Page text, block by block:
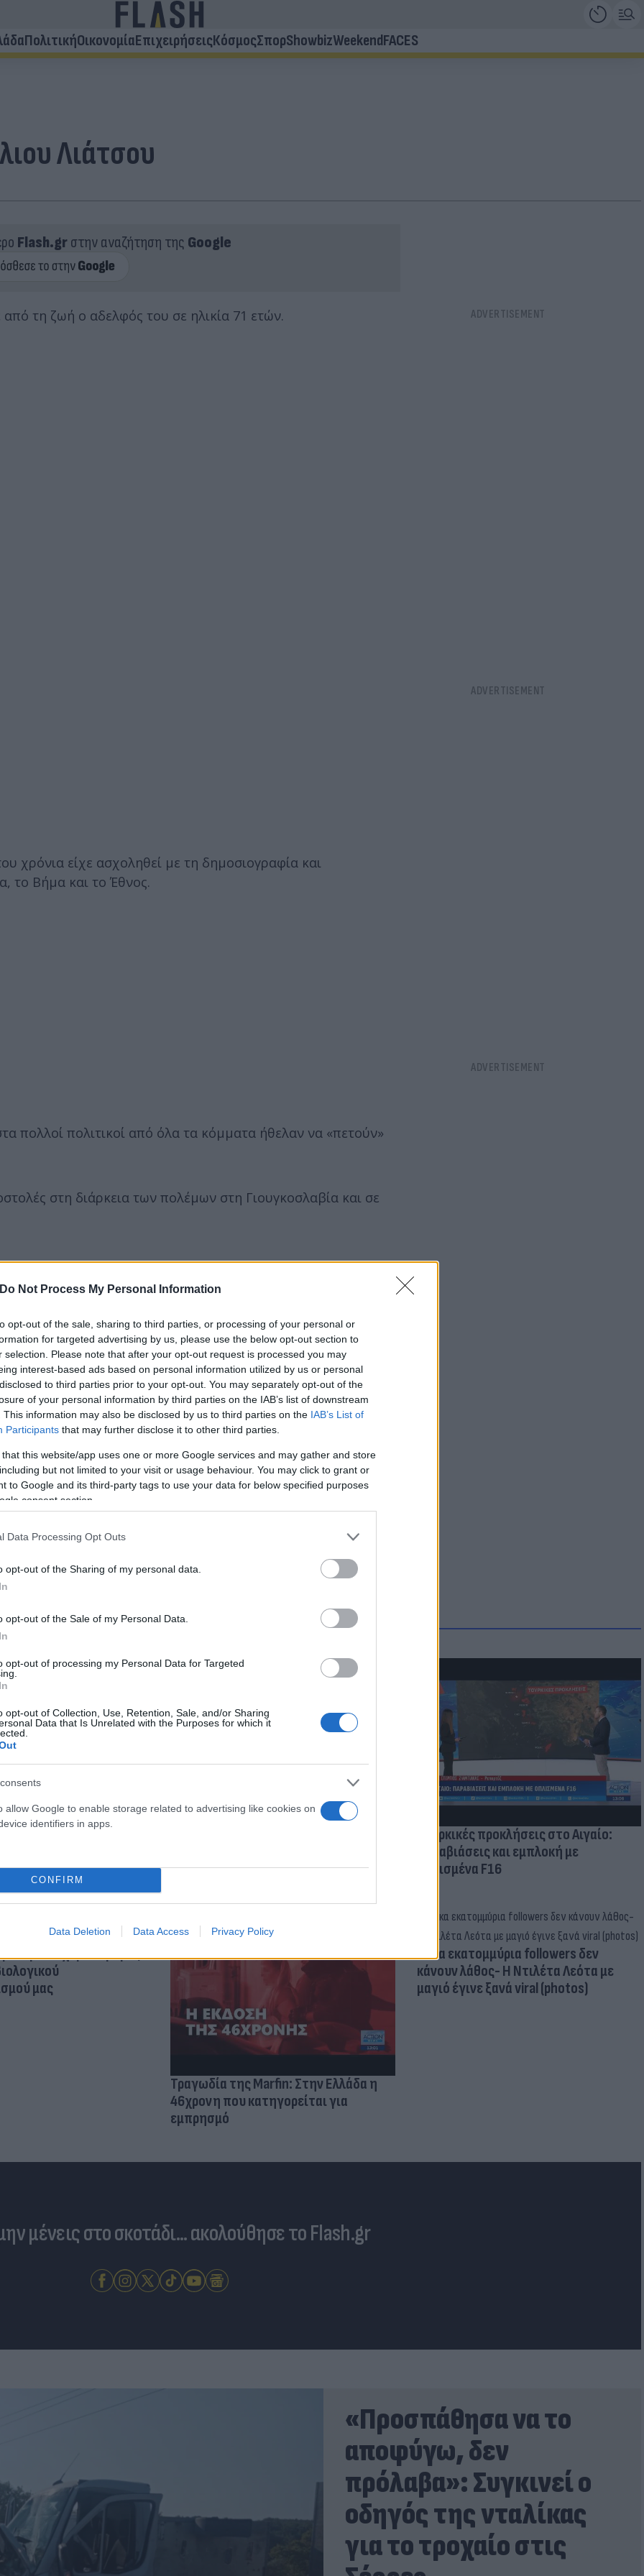
Do Not Process My Personal Information
opt-out of the sale, sharing to third parties, or processing of your personal or
for targeted advertising by us, please use the below opt-out section to
selection. Please note that after your opt-out request is processed you may
interest-based ads based on personal information utilized by us or personal
to third parties prior to your opt-out. You may separately opt-out of the
of your personal information by third parties on the IAB’s list of downstream
This information may also be disclosed by us to third parties on the IAB’s List of
Participants that may further disclose it to other third parties.
that this website/app uses one or more Google services and may gather and store
but not limited to your visit or usage behaviour. You may click to grant or
to Google and its third-party tags to use your data for below specified purposes
consent section.
Data Processing Opt Outs
opt-out of the Sharing of my personal data.
opt-out of the Sale of my Personal Data.
opt-out of processing my Personal Data for Targeted
opt-out of Collection, Use, Retention, Sale, and/or Sharing
Data that Is Unrelated with the Purposes for which it
allow Google to enable storage related to advertising like cookies on
identifiers in apps.
CONFIRM
Data Deletion Data Access Privacy Policy
ΠολιτικήΟικονομίαΕπιχειρήσειςΚόσμοςΣπορShowbizWeekendFACES
Λιάτσου
Flash.grστην αναζήτηση της Google
τη ζωή ο αδελφός του σε ηλικία 71 ετών.
χρόνια είχε ασχοληθεί με τη δημοσιογραφία και
το Βήμα και το Έθνος.
πολλοί πολιτικοί από όλα τα κόμματα ήθελαν να «πετούν»
στη διάρκεια των πολέμων στη Γιουγκοσλαβία και σε
Πρόσωπα
στην παρουσίαση του
κόσμου στο γήπεδο
(video)
Skin dysmorphia: Όταν η εμμονή με το
«τέλειο» δέρμα αποτελεί πρόβλημα
Τουρκικές προκλήσεις στο Αιγαίο:
Παραβιάσεις και εμπλοκή με
οπλισμένα F16
το χαμένο βάρος;
μας
Τραγωδία της Marfin: Στην Ελλάδα η
46χρονη που κατηγορείται για
εμπρησμό
Δέκα εκατομμύρια followers δεν
κάνουν λάθος- Η Ντιλέτα Λεότα με
μαγιό έγινε ξανά viral (photos)
μένεις στο σκοτάδι... ακολούθησε το Flash.gr
«Προσπάθησα να το
αποφύγω, δεν
πρόλαβα»: Συγκινεί ο
οδηγός της νταλίκας
για το τροχαίο στις